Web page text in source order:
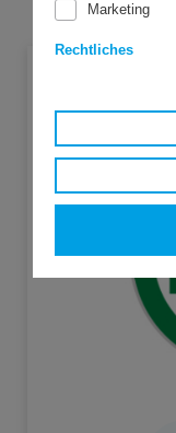
Marketing
Rechtliches